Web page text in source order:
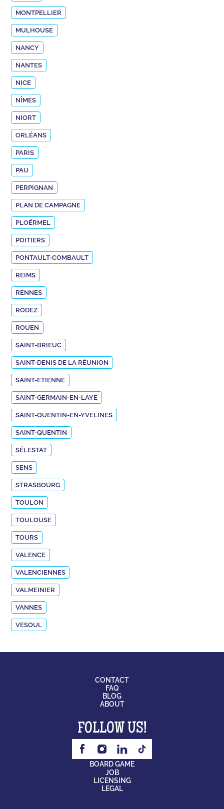
MONTPELLIER
MULHOUSE
NANCY
NANTES
NICE
NÎMES
NIORT
ORLÉANS
PARIS
PAU
PERPIGNAN
PLAN DE CAMPAGNE
PLOËRMEL
POITIERS
PONTAULT-COMBAULT
REIMS
RENNES
RODEZ
ROUEN
SAINT-BRIEUC
SAINT-DENIS DE LA RÉUNION
SAINT-ETIENNE
SAINT-GERMAIN-EN-LAYE
SAINT-QUENTIN-EN-YVELINES
SAINT-QUENTIN
SÉLESTAT
SENS
STRASBOURG
TOULON
TOULOUSE
TOURS
VALENCE
VALENCIENNES
VALMEINIER
VANNES
VESOUL
CONTACT
FAQ
BLOG
ABOUT
FOLLOW US!
BOARD GAME
JOB
LICENSING
LEGAL